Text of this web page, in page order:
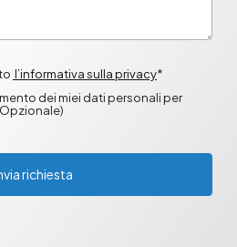
l’informativa sulla privacy*
dei miei dati personali per
richiesta